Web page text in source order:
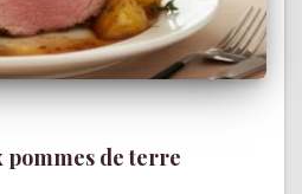
pommes de terre